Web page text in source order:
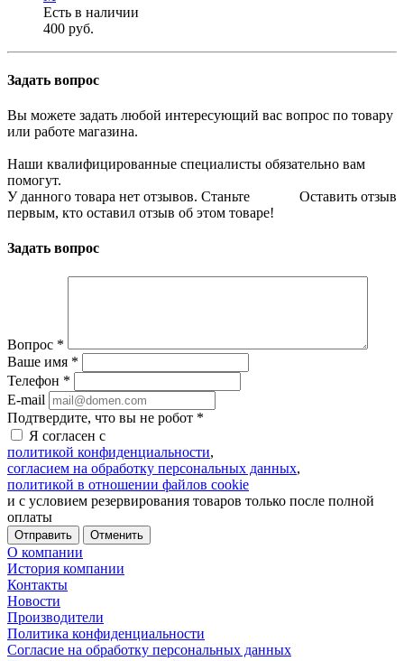
Есть в наличии
400 руб.
Задать вопрос
Вы можете задать любой интересующий вас вопрос по товару
или работе магазина.
Наши квалифицированные специалисты обязательно вам
помогут.
Оставить отзыв
У данного товара нет отзывов. Станьте
первым, кто оставил отзыв об этом товаре!
Задать вопрос
Вопрос *
Ваше имя *
Телефон *
E-mail
Подтвердите, что вы не робот *
Я согласен с
политикой конфиденциальности,
согласием на обработку персональных данных,
политикой в отношении файлов cookie
и с условием резервирования товаров только после полной
оплаты
Отменить
О компании
История компании
Контакты
Новости
Производители
Политика конфиденциальности
Согласие на обработку персональных данных